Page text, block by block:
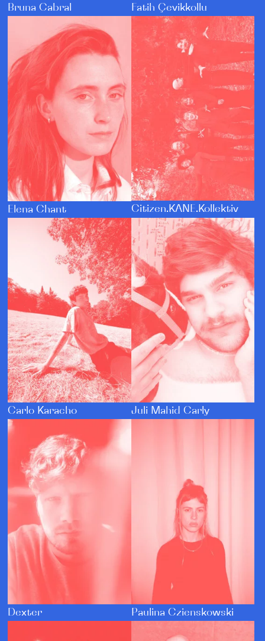
Bruna Cabral Fatih Çevikkollu
Elena Chant Citizen.KANE.Kollektiv
Carlo Karacho Juli Mahid Carly
Dexter Paulina Czienskowski